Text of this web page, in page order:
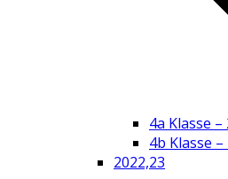
4a Klasse –
4b Klasse
2022,23